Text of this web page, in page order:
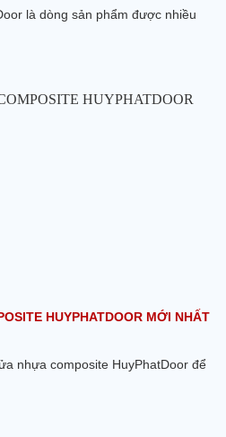
là dòng sản phẩm được nhiều
HUYPHATDOOR MỚI NHẤT
nhựa composite HuyPhatDoor để